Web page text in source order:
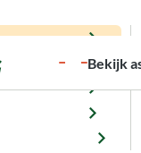
Bekijk